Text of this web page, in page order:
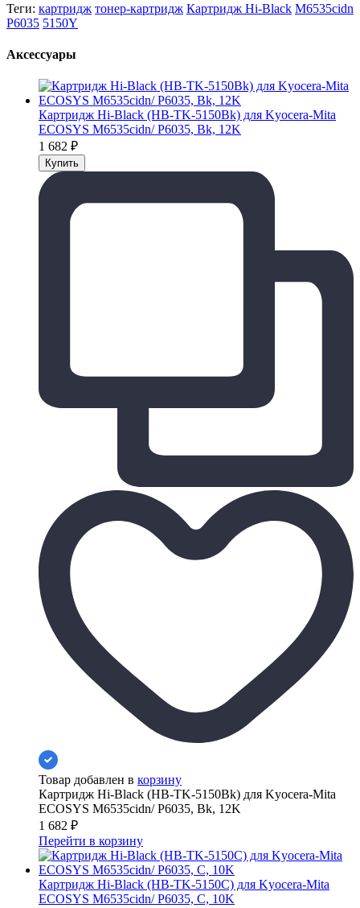
Теги: картридж тонер-картридж Картридж Hi-Black M6535cidn
P6035 5150Y
Аксессуары
Картридж Hi-Black (HB-TK-5150Bk) для Kyocera-Mita
ECOSYS M6535cidn/ P6035, Bk, 12K
1 682 ₽
Товар добавлен в корзину
Картридж Hi-Black (HB-TK-5150Bk) для Kyocera-Mita
ECOSYS M6535cidn/ P6035, Bk, 12K
1 682 ₽
Перейти в корзину
Картридж Hi-Black (HB-TK-5150C) для Kyocera-Mita
ECOSYS M6535cidn/ P6035, C, 10K